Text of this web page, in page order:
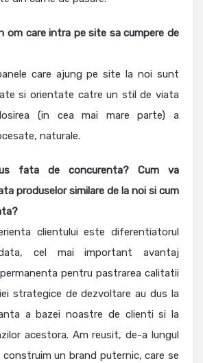
om care intra pe site sa cumpere de
care ajung pe site la noi sunt
si orientate catre un stil de viata
(in cea mai mare parte) a
naturale.
fata de concurenta? Cum va
produselor similare de la noi si cum
clientului este diferentiatorul
cel mai important avantaj
pentru pastrarea calitatii
strategice de dezvoltare au dus la
a bazei noastre de clienti si la
acestora. Am reusit, de-a lungul
un brand puternic, care se